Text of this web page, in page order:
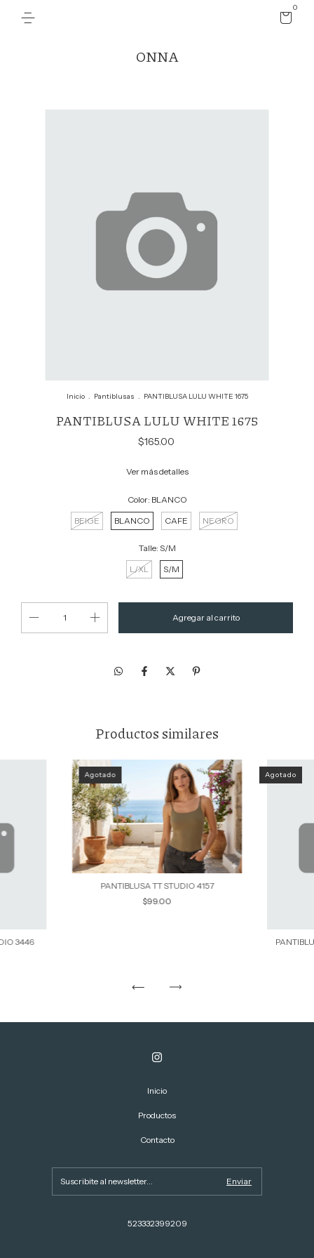
ONNA
0
Inicio . Pantiblusas . PANTIBLUSA LULU WHITE 1675
PANTIBLUSA LULU WHITE 1675
$165.00
Ver más detalles
Color: BLANCO
BEIGE
BLANCO CAFE NEGRO
Talle: S/M
L/XL
S/M
Productos similares
3446
Agotado
PANTIBLUSA TT STUDIO 4157
$99.00
Agotado
Inicio
Productos
Contacto
523332399209